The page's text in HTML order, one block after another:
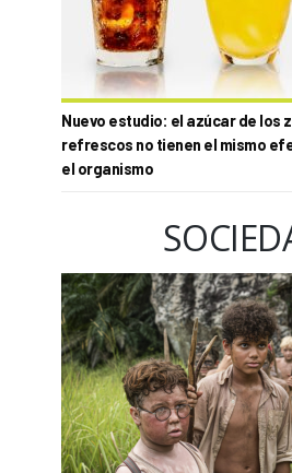
Nuevo estudio: el azúcar de los
refrescos no tienen el mismo
el organismo